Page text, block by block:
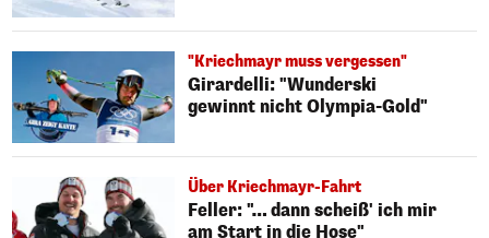
"Kriechmayr muss vergessen"
Girardelli: "Wunderski
gewinnt nicht Olympia-Gold"
Über Kriechmayr-Fahrt
Feller: "… dann scheiß' ich mir
am Start in die Hose"